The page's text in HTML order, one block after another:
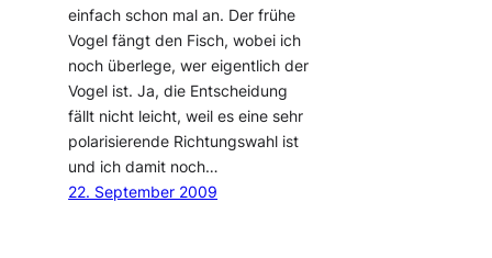
einfach schon mal an. Der frühe
Vogel fängt den Fisch, wobei ich
noch überlege, wer eigentlich der
Vogel ist. Ja, die Entscheidung
fällt nicht leicht, weil es eine sehr
polarisierende Richtungswahl ist
und ich damit noch…
22. September 2009